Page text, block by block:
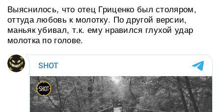
Выяснилось, что отец Гриценко был столяром,
оттуда любовь к молотку. По другой версии,
маньяк убивал, т.к. ему нравился глухой удар
молотка по голове.